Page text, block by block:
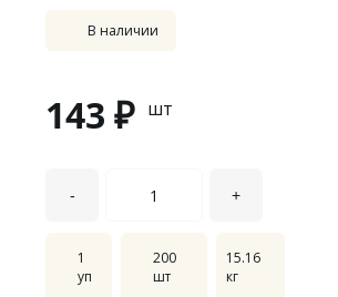
В наличии
143 ₽ шт
- +
1
уп
200
шт
15.16
кг